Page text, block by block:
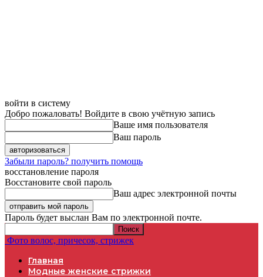
войти в систему
Добро пожаловать! Войдите в свою учётную запись
Ваше имя пользователя
Ваш пароль
Забыли пароль? получить помощь
восстановление пароля
Восстановите свой пароль
Ваш адрес электронной почты
Пароль будет выслан Вам по электронной почте.
Фото волос, причесок, стрижек
Главная
Модные женские стрижки